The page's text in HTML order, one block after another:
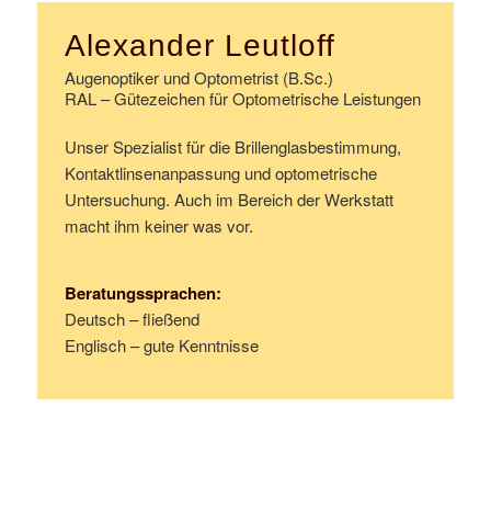
Alexander Leutloff
Augenoptiker und Optometrist (B.Sc.)
RAL – Gütezeichen für Optometrische Leistungen
Unser Spezialist für die Brillenglasbestimmung,
Kontaktlinsenanpassung und optometrische
Untersuchung. Auch im Bereich der Werkstatt
macht ihm keiner was vor.
Beratungssprachen:
Deutsch – fließend
Englisch – gute Kenntnisse